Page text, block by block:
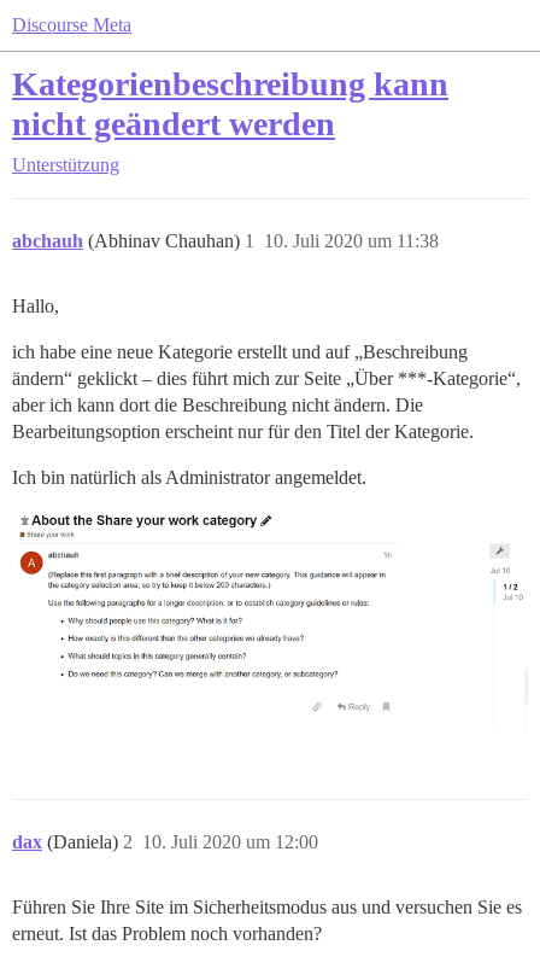
Discourse Meta
Kategorienbeschreibung kann
nicht geändert werden
Unterstützung
abchauh (Abhinav Chauhan) 10. Juli 2020 um 11:38
1
Hallo,
ich habe eine neue Kategorie erstellt und auf „Beschreibung
ändern“ geklickt – dies führt mich zur Seite „Über ***-Kategorie“,
aber ich kann dort die Beschreibung nicht ändern. Die
Bearbeitungsoption erscheint nur für den Titel der Kategorie.
Ich bin natürlich als Administrator angemeldet.
dax (Daniela) 10. Juli 2020 um 12:00
2
Führen Sie Ihre Site im Sicherheitsmodus aus und versuchen Sie es
erneut. Ist das Problem noch vorhanden?